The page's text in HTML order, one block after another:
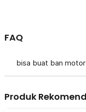
FAQ
bisa buat ban
Produk